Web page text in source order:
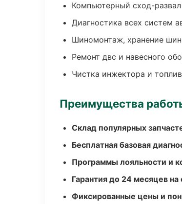
Компьютерный сход-развал
Диагностика всех систем
Шиномонтаж, хранение
Ремонт двс и навесного
Чистка инжектора и
Преимущества
Склад популярных
Бесплатная базовая
Программы лояльности и
Гарантия до 24 месяцев
Фиксированные цены и